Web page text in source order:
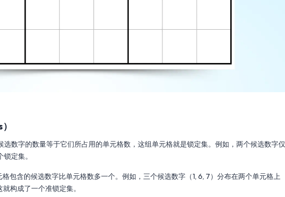
数字的数量等于它们所占用的单元格数，这组单元格就是锁定集。例如，两个候选数字仅
定集。
包含的候选数字比单元格数多一个。例如，三个候选数字（1, 6, 7）分布在两个单元格上
构成了一个准锁定集。